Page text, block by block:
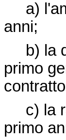
a)
anni;
b) la
primo
c) la
primo